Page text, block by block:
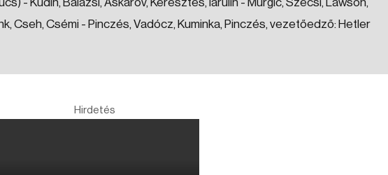
- Kudin, Balázsi, Askarov, Keresztes, Iarulin - Murgic, Szécsi, Lawson,
Cseh, Csémi - Pinczés, Vadócz, Kuminka, Pinczés, vezetőedző: Hetler
Hirdetés